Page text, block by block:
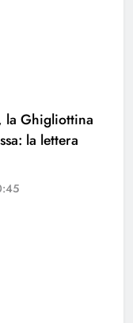
la Ghigliottina
la lettera